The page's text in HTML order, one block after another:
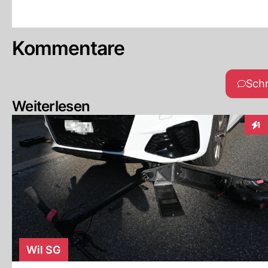
Kommentare
Weiterlesen
1
Wil SG